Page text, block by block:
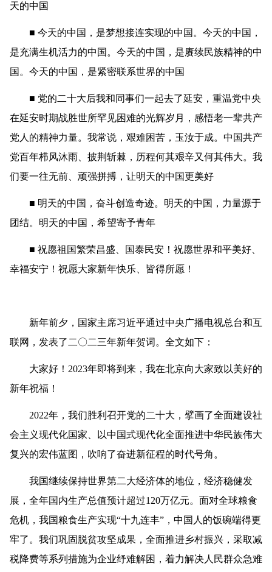
天的中国
■ 今天的中国，是梦想接连实现的中国。今天的中国，
是充满生机活力的中国。今天的中国，是赓续民族精神的中
国。今天的中国，是紧密联系世界的中国
■ 党的二十大后我和同事们一起去了延安，重温党中央
在延安时期战胜世所罕见困难的光辉岁月，感悟老一辈共产
党人的精神力量。我常说，艰难困苦，玉汝于成。中国共产
党百年栉风沐雨、披荆斩棘，历程何其艰辛又何其伟大。我
们要一往无前、顽强拼搏，让明天的中国更美好
■ 明天的中国，奋斗创造奇迹。明天的中国，力量源于
团结。明天的中国，希望寄予青年
■ 祝愿祖国繁荣昌盛、国泰民安！祝愿世界和平美好、
幸福安宁！祝愿大家新年快乐、皆得所愿！
新年前夕，国家主席习近平通过中央广播电视总台和互
联网，发表了二〇二三年新年贺词。全文如下：
大家好！2023年即将到来，我在北京向大家致以美好的
新年祝福！
2022年，我们胜利召开党的二十大，擘画了全面建设社
会主义现代化国家、以中国式现代化全面推进中华民族伟大
复兴的宏伟蓝图，吹响了奋进新征程的时代号角。
我国继续保持世界第二大经济体的地位，经济稳健发
展，全年国内生产总值预计超过120万亿元。面对全球粮食
危机，我国粮食生产实现“十九连丰”，中国人的饭碗端得更
牢了。我们巩固脱贫攻坚成果，全面推进乡村振兴，采取减
税降费等系列措施为企业纾难解困，着力解决人民群众急难